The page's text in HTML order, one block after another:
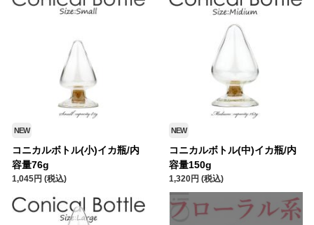
NEW
コニカルボトル(小)イカ瓶/内
容量76g
1,045円 (税込)
NEW
コニカルボトル(中)イカ瓶/内
容量150g
1,320円 (税込)